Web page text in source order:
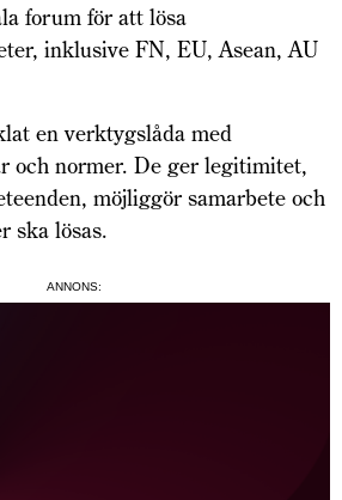
forum för att lösa
inklusive FN, EU, Asean, AU
en verktygslåda med
och normer. De ger legitimitet,
möjliggör samarbete och
ska lösas.
ANNONS: